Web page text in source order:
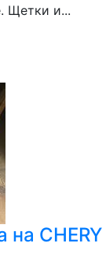
Щетки и...
на CHERY